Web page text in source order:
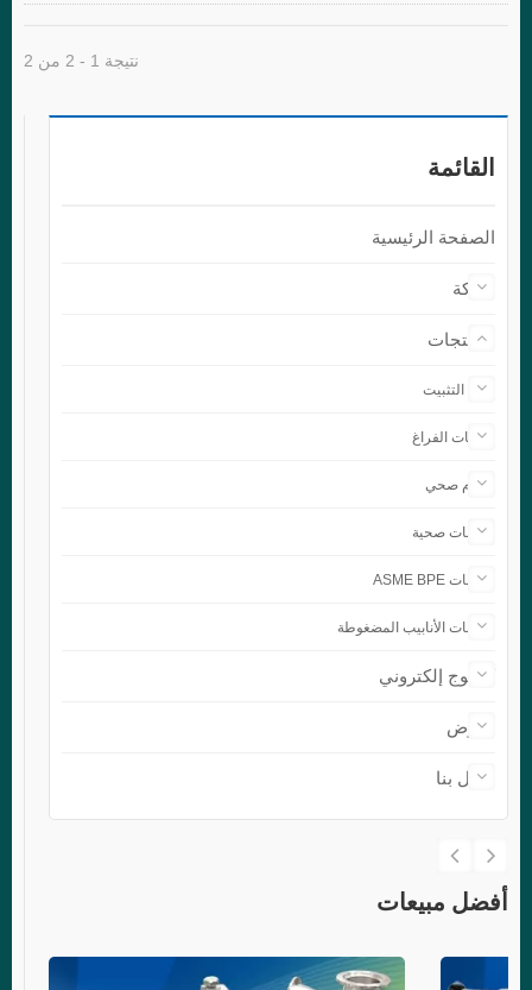
نتيجة 1 - 2 من 2
القائمة
الصفحة الرئيسية
شركة
المنتجات
حلقة التثبيت
مكونات الفراغ
صمام صحي
تركيبات صحية
تركيبات ASME BPE
تركيبات الأنابيب المضغوطة
كتالوج إلكتروني
معرض
اتصل بنا
أفضل مبيعات